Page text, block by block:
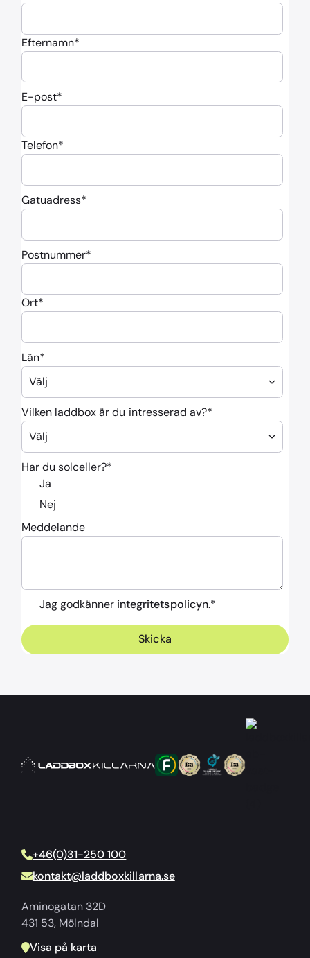
Efternamn*
E-post*
Telefon*
Gatuadress*
Postnummer*
Ort*
Län*
Vilken laddbox är du intresserad av?*
Har du solceller?*
Ja
Nej
Meddelande
Jag godkänner integritetspolicyn.*
+46(0)31-250 100
kontakt@laddboxkillarna.se
Aminogatan 32D
431 53, Mölndal
Visa på karta